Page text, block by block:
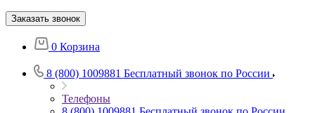
Заказать звонок
0 Корзина
8 (800) 1009881 Бесплатный звонок по России
Телефоны